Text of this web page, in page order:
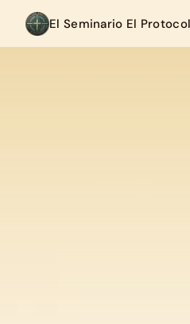
El Seminario El